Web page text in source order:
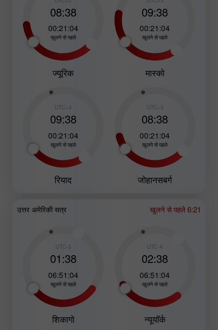
08:38
00:21:02
खुलने से पहले
ज्यूरिक
09:38
00:21:02
खुलने से पहले
मास्को
UTC+3
09:38
00:21:02
खुलने से पहले
रियाद
UTC+2
08:38
00:21:02
खुलने से पहले
जोहानसबर्ग
उत्तर अमेरिकी सत्र खुलने से पहले 6:21
UTC-5
01:38
06:51:02
खुलने से पहले
शिकागो
UTC-4
02:38
06:51:02
खुलने से पहले
न्यूयॉर्क